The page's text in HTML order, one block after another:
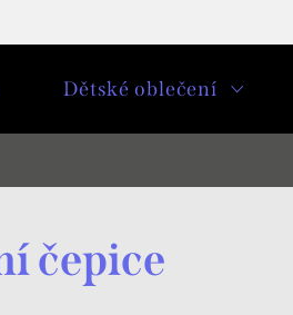
Dětské oblečení
čepice